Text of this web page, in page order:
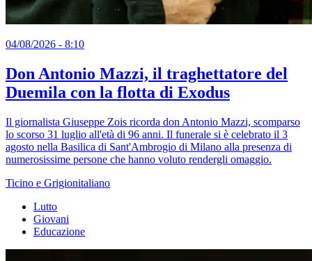
04/08/2026 - 8:10
Don Antonio Mazzi, il traghettatore del
Duemila con la flotta di Exodus
Il giornalista Giuseppe Zois ricorda don Antonio Mazzi, scomparso
lo scorso 31 luglio all'età di 96 anni. Il funerale si è celebrato il 3
agosto nella Basilica di Sant'Ambrogio di Milano alla presenza di
numerosissime persone che hanno voluto rendergli omaggio.
Ticino e Grigionitaliano
Lutto
Giovani
Educazione